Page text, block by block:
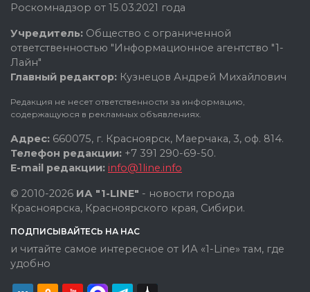
Роскомнадзор от 15.03.2021 года
Учредитель: Общество с ограниченной
ответственностью "Информационное агентство "1-
Лайн"
Главный редактор: Кузнецов Андрей Михайлович
Редакция не несет ответственности за информацию,
содержащуюся в рекламных объявлениях.
Адрес: 660075, г. Красноярск, Маерчака, 3, оф. 814.
Телефон редакции: +7 391 290-69-50.
E-mail редакции: info@1line.info
© 2010-2026 ИА "1-LINE" - новости города
Красноярска, Красноярского края, Сибири.
ПОДПИСЫВАЙТЕСЬ НА НАС
и читайте самое интересное от ИА «1-Line» там, где
удобно